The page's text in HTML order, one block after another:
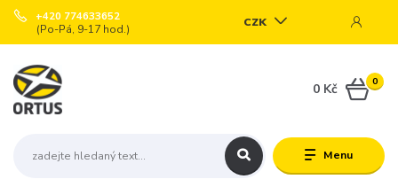
Menu
CZK
+420 774633652
(Po-Pá, 9-17 hod.)
0
0 Kč